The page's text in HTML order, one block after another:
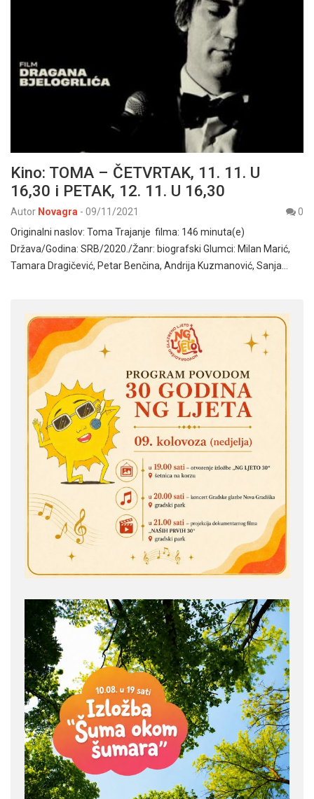
Kino: TOMA – ČETVRTAK, 11. 11. U
16,30 i PETAK, 12. 11. U 16,30
Autor Novagra - 09/11/2021
0
Originalni naslov: Toma Trajanje filma: 146 minuta(e)
Država/Godina: SRB/2020./Žanr: biografski Glumci: Milan Marić,
Tamara Dragičević, Petar Benčina, Andrija Kuzmanović, Sanja…